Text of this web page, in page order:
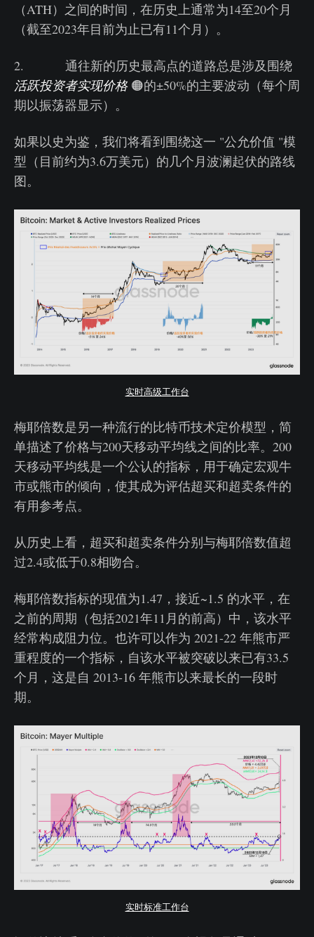
（ATH）之间的时间，在历史上通常为14至20个月
（截至2023年目前为止已有11个月）。
2. 通往新的历史最高点的道路总是涉及围绕
活跃投资者实现价格 🟠的±50%的主要波动（每个周
期以振荡器显示）。
如果以史为鉴，我们将看到围绕这一 "公允价值 "模
型（目前约为3.6万美元）的几个月波澜起伏的路线
图。
实时高级工作台
梅耶倍数是另一种流行的比特币技术定价模型，简
单描述了价格与200天移动平均线之间的比率。200
天移动平均线是一个公认的指标，用于确定宏观牛
市或熊市的倾向，使其成为评估超买和超卖条件的
有用参考点。
从历史上看，超买和超卖条件分别与梅耶倍数值超
过2.4或低于0.8相吻合。
梅耶倍数指标的现值为1.47，接近~1.5 的水平，在
之前的周期（包括2021年11月的前高）中，该水平
经常构成阻力位。也许可以作为 2021-22 年熊市严
重程度的一个指标，自该水平被突破以来已有33.5
个月，这是自 2013-16 年熊市以来最长的一段时
期。
实时标准工作台